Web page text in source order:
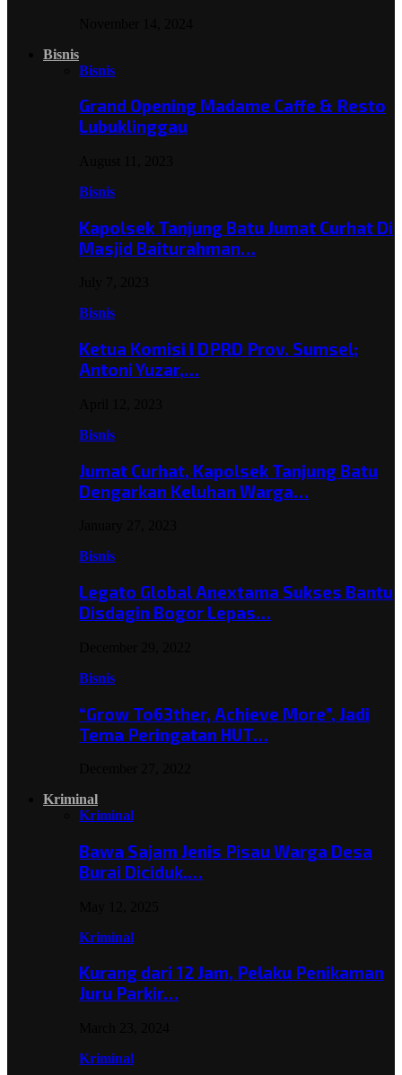
Bisnis
Bisnis
Grand Opening Madame Caffe & Resto
Lubuklinggau
Bisnis
Kapolsek Tanjung Batu Jumat Curhat Di
Masjid Baiturahman…
Bisnis
Ketua Komisi I DPRD Prov. Sumsel;
Antoni Yuzar,…
Bisnis
Jumat Curhat, Kapolsek Tanjung Batu
Dengarkan Keluhan Warga…
Bisnis
Legato Global Anextama Sukses Bantu
Disdagin Bogor Lepas…
Bisnis
“Grow To63ther, Achieve More”, Jadi
Tema Peringatan HUT…
Kriminal
Kriminal
Bawa Sajam Jenis Pisau Warga Desa
Burai Diciduk,…
Kriminal
Kurang dari 12 Jam, Pelaku Penikaman
Juru Parkir…
Kriminal